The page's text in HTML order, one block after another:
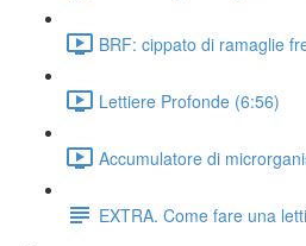
BRF: cippato di ramaglie
Lettiere Profonde (6:56)
Accumulatore di
EXTRA. Come fare una